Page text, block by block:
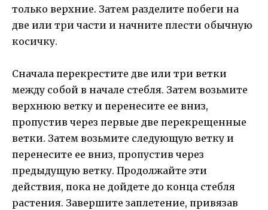
только верхние. Затем разделите побеги на
две или три части и начните плести обычную
косичку.
Сначала перекрестите две или три ветки
между собой в начале стебля. Затем возьмите
верхнюю ветку и перенесите ее вниз,
пропустив через первые две перекрещенные
ветки. Затем возьмите следующую ветку и
перенесите ее вниз, пропустив через
предыдущую ветку. Продолжайте эти
действия, пока не дойдете до конца стебля
растения. Завершите заплетение, привязав